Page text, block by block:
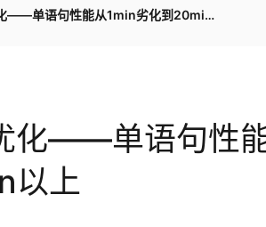
——单语句性能从1min劣化到20min以上
化——单语句性
以上